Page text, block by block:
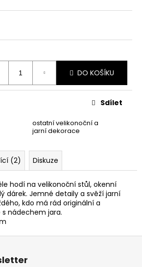
DO KOŠÍKU
ostatní velikonoční a
jarní dekorace
Sdílet
(2) Diskuze
hodí na velikonoční stůl, okenní
dárek. Jemné detaily a svěží jarní
kdo má rád originální a
nádechem jara.